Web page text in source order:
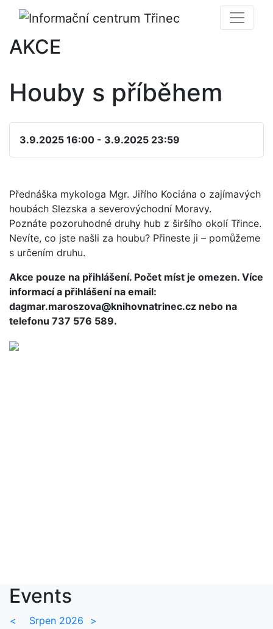
AKCE
Houby s příběhem
3.9.2025 16:00 - 3.9.2025 23:59
Přednáška mykologa Mgr. Jiřího Kociána o zajímavých
houbách Slezska a severovýchodní Moravy.
Poznáte pozoruhodné druhy hub z širšího okolí Třince.
Nevíte, co jste našli za houbu? Přineste ji – pomůžeme
s určením druhu.
Akce pouze na přihlášení. Počet míst je omezen. Více
informací a přihlášení na email:
dagmar.maroszova@knihovnatrinec.cz nebo na
telefonu 737 576 589.
Events
< Srpen 2026
>